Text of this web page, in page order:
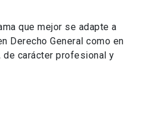
que mejor se adapte a
Derecho General como en
de carácter profesional y